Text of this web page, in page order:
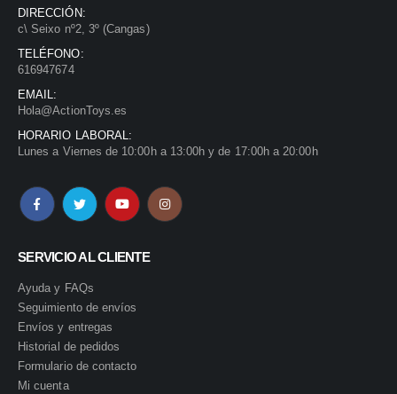
DIRECCIÓN:
c\ Seixo nº2, 3º (Cangas)
TELÉFONO:
616947674
EMAIL:
Hola@ActionToys.es
HORARIO LABORAL:
Lunes a Viernes de 10:00h a 13:00h y de 17:00h a 20:00h
SERVICIO AL CLIENTE
Ayuda y FAQs
Seguimiento de envíos
Envíos y entregas
Historial de pedidos
Formulario de contacto
Mi cuenta